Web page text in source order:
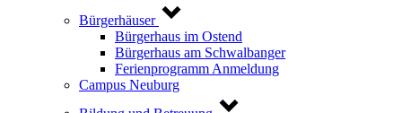
Bürgerhäuser
Bürgerhaus im Ostend
Bürgerhaus am Schwalbanger
Ferienprogramm Anmeldung
Campus Neuburg